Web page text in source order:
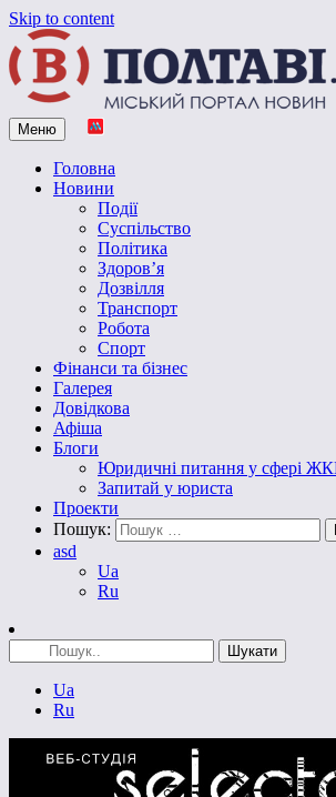
Skip to content
Vpoltave.info
Полтавський портал новин
Меню
Головна
Новини
Події
Суспільство
Політика
Здоров’я
Дозвілля
Транспорт
Робота
Спорт
Фінанси та бізнес
Галерея
Довідкова
Афіша
Блоги
Юридичні питання у сфері
Запитай у юриста
Проекти
Пошук:
asd
Ua
Ru
Ua
Ru